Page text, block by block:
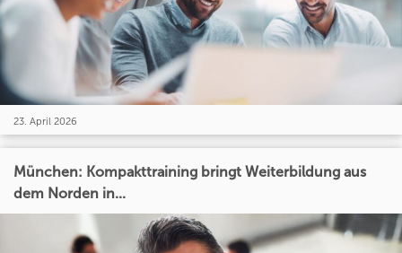
23. April 2026
München: Kompakttraining bringt Weiterbildung aus
dem Norden in...